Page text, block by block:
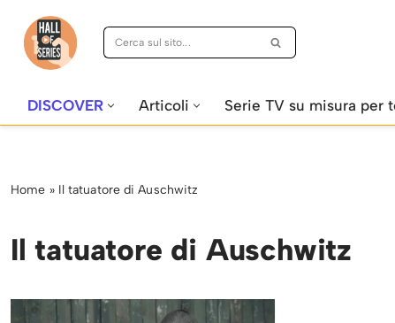
Vai
DISCOVER Articoli Serie TV su misura per
Home » Il tatuatore di Auschwitz
Il tatuatore di Auschwitz